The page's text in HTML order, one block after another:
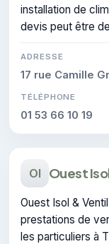
installation de
devis peut être
ADRESSE
17 rue Camille
TÉLÉPHONE
01 53 66 10 19
OI Ouest
Ouest Isol &
prestations de
les particuliers à